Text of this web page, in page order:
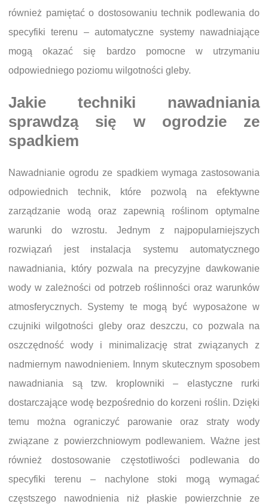
również pamiętać o dostosowaniu technik podlewania do
specyfiki terenu – automatyczne systemy nawadniające
mogą okazać się bardzo pomocne w utrzymaniu
odpowiedniego poziomu wilgotności gleby.
Jakie techniki nawadniania
sprawdzą się w ogrodzie ze
spadkiem
Nawadnianie ogrodu ze spadkiem wymaga zastosowania
odpowiednich technik, które pozwolą na efektywne
zarządzanie wodą oraz zapewnią roślinom optymalne
warunki do wzrostu. Jednym z najpopularniejszych
rozwiązań jest instalacja systemu automatycznego
nawadniania, który pozwala na precyzyjne dawkowanie
wody w zależności od potrzeb roślinności oraz warunków
atmosferycznych. Systemy te mogą być wyposażone w
czujniki wilgotności gleby oraz deszczu, co pozwala na
oszczędność wody i minimalizację strat związanych z
nadmiernym nawodnieniem. Innym skutecznym sposobem
nawadniania są tzw. kroplowniki – elastyczne rurki
dostarczające wodę bezpośrednio do korzeni roślin. Dzięki
temu można ograniczyć parowanie oraz straty wody
związane z powierzchniowym podlewaniem. Ważne jest
również dostosowanie częstotliwości podlewania do
specyfiki terenu – nachylone stoki mogą wymagać
częstszego nawodnienia niż płaskie powierzchnie ze